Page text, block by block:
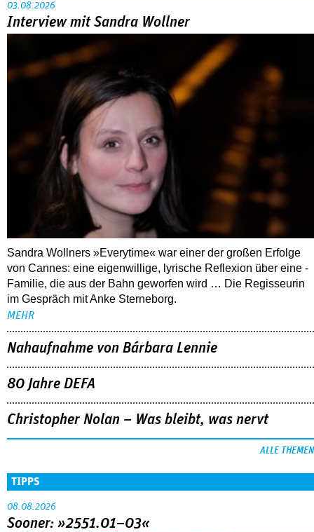
03.08.2026
Interview mit Sandra Wollner
Sandra Wollners »Everytime« war einer der großen Erfolge
von Cannes: eine eigenwillige, lyrische Reflexion über eine ­
Familie, die aus der Bahn geworfen wird … Die Regisseurin
im Gespräch mit Anke Sterneborg.
MEHR
Nahaufnahme von Bárbara Lennie
80 Jahre DEFA
Christopher Nolan – Was bleibt, was nervt
ALLE THEMEN
TIPPS
08.08.2026
Sooner: »2551.01–03«